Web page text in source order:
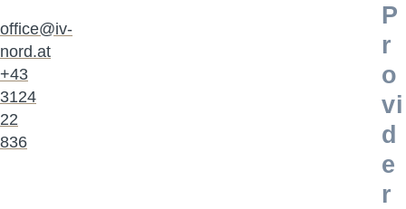
office@iv-
nord.at
+43
3124
22
836
P
r
o
vi
d
e
r